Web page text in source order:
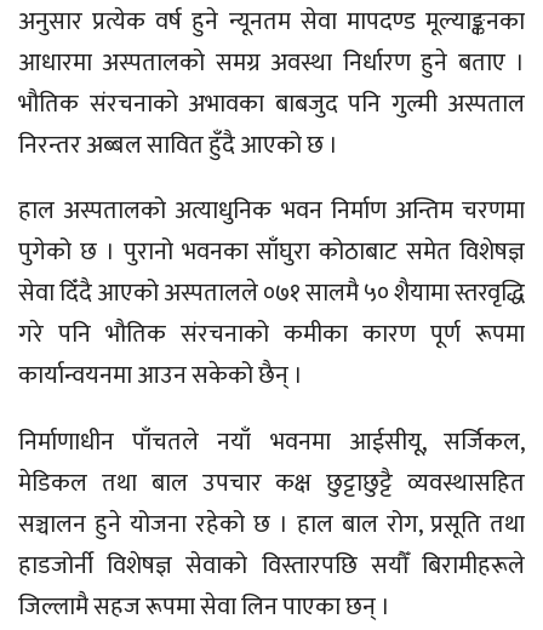
अनुसार प्रत्येक वर्ष हुने न्यूनतम सेवा मापदण्ड मूल्याङ्कनका
आधारमा अस्पतालको समग्र अवस्था निर्धारण हुने बताए ।
भौतिक संरचनाको अभावका बाबजुद पनि गुल्मी अस्पताल
निरन्तर अब्बल सावित हुँदै आएको छ ।
हाल अस्पतालको अत्याधुनिक भवन निर्माण अन्तिम चरणमा
पुगेको छ । पुरानो भवनका साँघुरा कोठाबाट समेत विशेषज्ञ
सेवा दिँदै आएको अस्पतालले ०७१ सालमै ५० शैयामा स्तरवृद्धि
गरे पनि भौतिक संरचनाको कमीका कारण पूर्ण रूपमा
कार्यान्वयनमा आउन सकेको छैन् ।
निर्माणाधीन पाँचतले नयाँ भवनमा आईसीयू, सर्जिकल,
मेडिकल तथा बाल उपचार कक्ष छुट्टाछुट्टै व्यवस्थासहित
सञ्चालन हुने योजना रहेको छ । हाल बाल रोग, प्रसूति तथा
हाडजोर्नी विशेषज्ञ सेवाको विस्तारपछि सयौँ बिरामीहरूले
जिल्लामै सहज रूपमा सेवा लिन पाएका छन् ।